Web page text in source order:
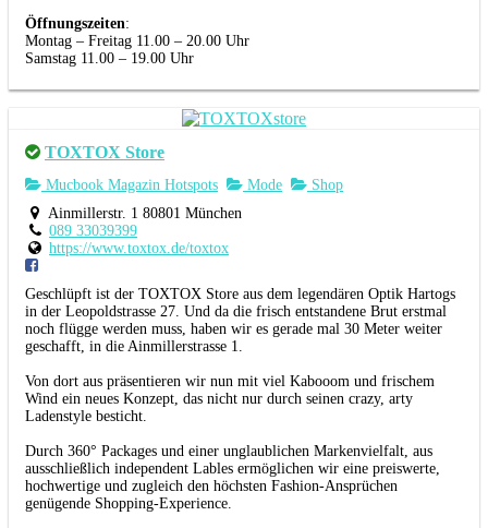
Öffnungszeiten:
Montag – Freitag 11.00 – 20.00 Uhr
Samstag 11.00 – 19.00 Uhr
TOXTOX Store
Mucbook Magazin Hotspots Mode
Shop
Ainmillerstr. 1 80801 München
089 33039399
https://www.toxtox.de/toxtox
Geschlüpft ist der TOXTOX Store aus dem legendären Optik Hartogs
in der Leopoldstrasse 27. Und da die frisch entstandene Brut erstmal
noch flügge werden muss, haben wir es gerade mal 30 Meter weiter
geschafft, in die Ainmillerstrasse 1.
Von dort aus präsentieren wir nun mit viel Kabooom und frischem
Wind ein neues Konzept, das nicht nur durch seinen crazy, arty
Ladenstyle besticht.
Durch 360° Packages und einer unglaublichen Markenvielfalt, aus
ausschließlich independent Lables ermöglichen wir eine preiswerte,
hochwertige und zugleich den höchsten Fashion-Ansprüchen
genügende Shopping-Experience.